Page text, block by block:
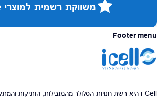
משווקת רשמית למוצרי Apple
Footer menu
i-Cell היא רשת חנויות הסלולר מהמובילות, הותיקות והמתקדמות בישראל.